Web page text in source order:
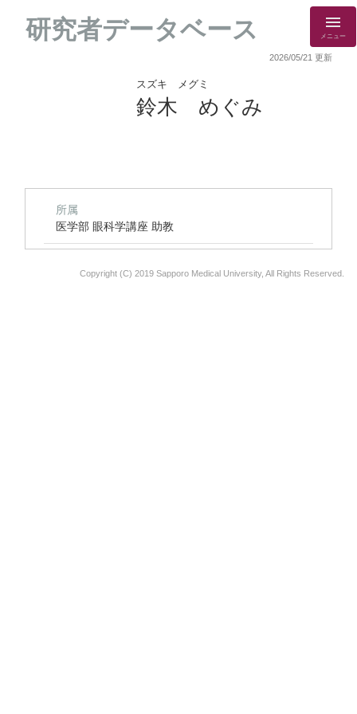
研究者データベース メニュー
2026/05/21 更新
スズキ メグミ
鈴木 めぐみ
所属
医学部 眼科学講座 助教
Copyright (C) 2019 Sapporo Medical University, All Rights Reserved.